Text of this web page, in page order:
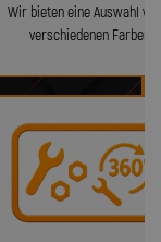
Wir bieten eine Auswahl
verschiedenen Farben!